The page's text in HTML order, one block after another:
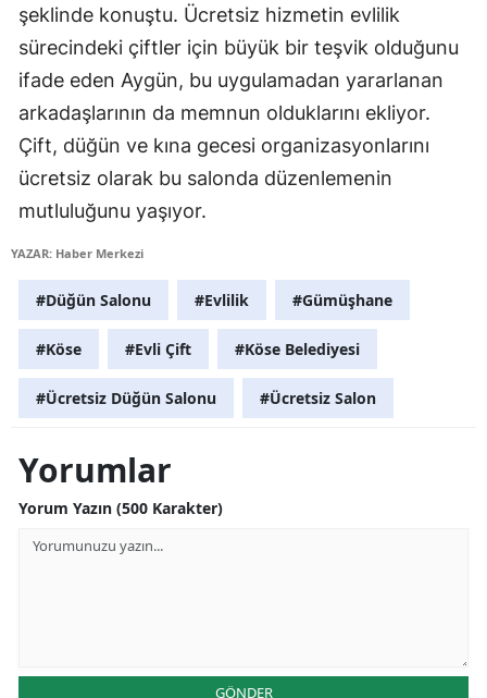
Tekirdağ
Tokat
Trabzon
Tunceli
Van
Yozgat
Zonguldak
Aksaray
şeklinde konuştu. Ücretsiz hizmetin evlilik
sürecindeki çiftler için büyük bir teşvik olduğunu
ifade eden Aygün, bu uygulamadan yararlanan
arkadaşlarının da memnun olduklarını ekliyor.
Çift, düğün ve kına gecesi organizasyonlarını
ücretsiz olarak bu salonda düzenlemenin
mutluluğunu yaşıyor.
YAZAR: Haber Merkezi
#Düğün Salonu #Evlilik #Gümüşhane
#Köse #Evli Çift #Köse Belediyesi
#Ücretsiz Düğün Salonu #Ücretsiz Salon
Yorumlar
Yorum Yazın (500 Karakter)
GÖNDER